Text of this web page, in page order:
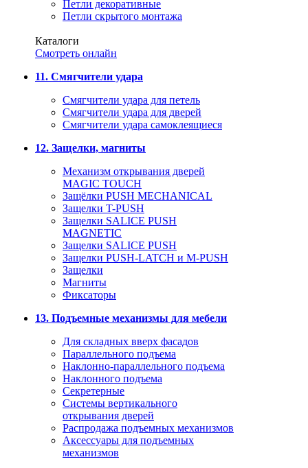
Петли декоративные
Петли скрытого монтажа
Каталоги
Смотреть онлайн
11. Смягчители удара
Смягчители удара для петель
Смягчители удара для дверей
Cмягчители удара самоклеящиеся
12. Защелки, магниты
Механизм открывания дверей
MAGIC TOUCH
Защёлки PUSH MECHANICAL
Защелки T-PUSH
Защелки SALICE PUSH
MAGNETIC
Защелки SALICE PUSH
Защелки PUSH-LATCH и M-PUSH
Защелки
Магниты
Фиксаторы
13. Подъемные механизмы для мебели
Для складных вверх фасадов
Параллельного подъема
Наклонно-параллельного подъема
Наклонного подъема
Секретерные
Системы вертикального
открывания дверей
Распродажа подъемных механизмов
Аксессуары для подъемных
механизмов